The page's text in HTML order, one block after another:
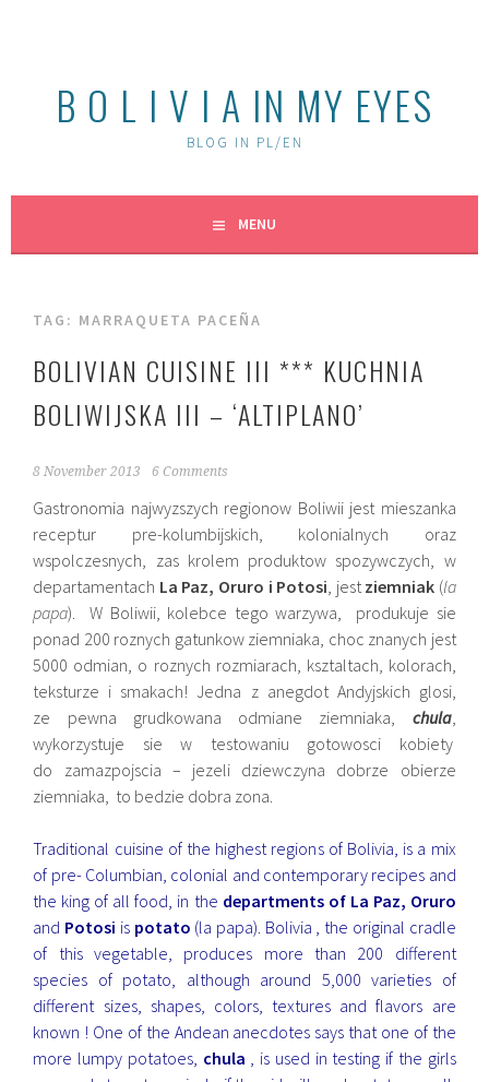
B O L I V I A IN MY EYES
BLOG IN PL/EN
MENU
TAG: MARRAQUETA PACEÑA
BOLIVIAN CUISINE III *** KUCHNIA
BOLIWIJSKA III – ‘ALTIPLANO’
8 November 2013 6 Comments
Gastronomia najwyzszych regionow Boliwii jest mieszanka
receptur pre-kolumbijskich, kolonialnych oraz
wspolczesnych, zas krolem produktow spozywczych, w
departamentach La Paz, Oruro i Potosi, jestziemniak (la
papa). W Boliwii, kolebce tego warzywa, produkuje sie
ponad 200 roznych gatunkow ziemniaka, choc znanych jest
5000 odmian, o roznych rozmiarach, ksztaltach, kolorach,
teksturze i smakach! Jedna z anegdot Andyjskich glosi,
ze pewna grudkowana odmiane ziemniaka, chula,
wykorzystuje sie w testowaniu gotowosci kobiety
do zamazpojscia – jezeli dziewczyna dobrze obierze
ziemniaka, to bedzie dobra zona.
Traditional cuisine of the highest regions of Bolivia, is a mix
of pre- Columbian, colonial and contemporary recipes and
the king of all food, in the departments of La Paz, Oruro
and Potosi is potato (la papa). Bolivia , the original cradle
of this vegetable, produces more than 200 different
species of potato, although around 5,000 varieties of
different sizes, shapes, colors, textures and flavors are
known ! One of the Andean anecdotes says that one of the
more lumpy potatoes, chula , is used in testing if the girls